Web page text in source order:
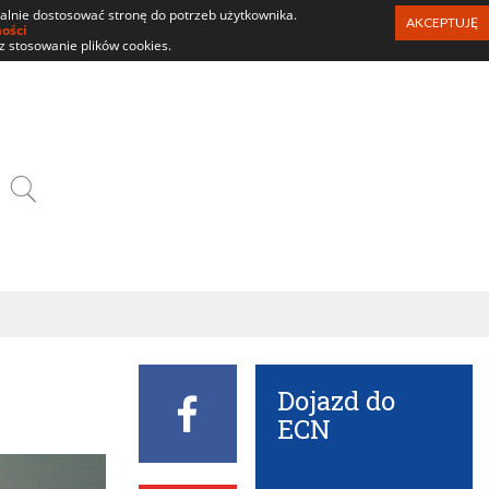
dostosować stronę do potrzeb użytkownika.
stosowanie plików cookies.
AKCEPTUJĘ
Facebook
ECN
Dojazd do
ECN